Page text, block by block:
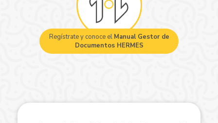
Regístrate y conoce el Manual Gestor de
Documentos HERMES